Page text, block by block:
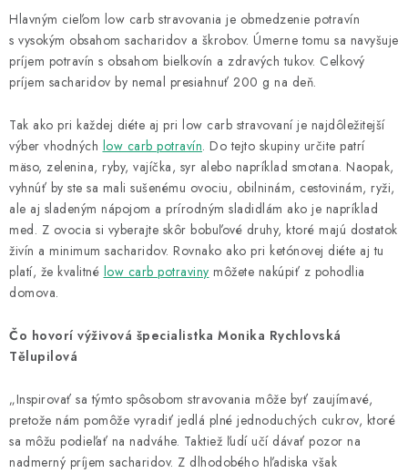
Hlavným cieľom low carb stravovania je obmedzenie potravín
s vysokým obsahom sacharidov a škrobov. Úmerne tomu sa navyšuje
príjem potravín s obsahom bielkovín a zdravých tukov. Celkový
príjem sacharidov by nemal presiahnuť 200 g na deň.
Tak ako pri každej diéte aj pri low carb stravovaní je najdôležitejší
výber vhodných low carb potravín. Do tejto skupiny určite patrí
mäso, zelenina, ryby, vajíčka, syr alebo napríklad smotana. Naopak,
vyhnúť by ste sa mali sušenému ovociu, obilninám, cestovinám, ryži,
ale aj sladeným nápojom a prírodným sladidlám ako je napríklad
med. Z ovocia si vyberajte skôr bobuľové druhy, ktoré majú dostatok
živín a minimum sacharidov. Rovnako ako pri ketónovej diéte aj tu
platí, že kvalitné low carb potraviny môžete nakúpiť z pohodlia
domova.
Čo hovorí výživová špecialistka Monika Rychlovská
Tělupilová
„Inspirovať sa týmto spôsobom stravovania môže byť zaujímavé,
pretože nám pomôže vyradiť jedlá plné jednoduchých cukrov, ktoré
sa môžu podieľať na nadváhe. Taktiež ľudí učí dávať pozor na
nadmerný príjem sacharidov. Z dlhodobého hľadiska však